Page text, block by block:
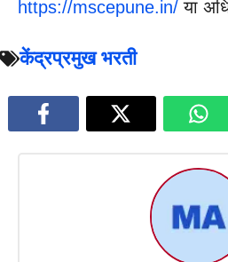
https://mscepune.in/ या
केंद्रप्रमुख भरती